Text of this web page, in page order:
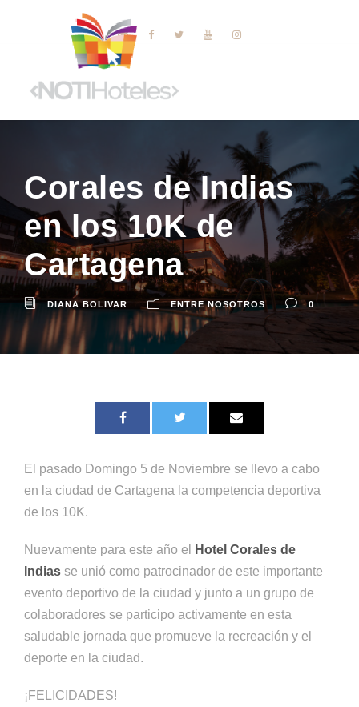
Corales de Indias
en los 10K de
Cartagena
DIANA BOLIVAR ENTRE NOSOTROS 0
El pasado Domingo 5 de Noviembre se llevo a cabo
en la ciudad de Cartagena la competencia deportiva
de los 10K.
Nuevamente para este año el
Hotel Corales de
Indias se unió como patrocinador de este importante
evento deportivo de la ciudad y junto a un grupo de
colaboradores se participo activamente en esta
saludable jornada que promueve la recreación y el
deporte en la ciudad.
¡FELICIDADES!